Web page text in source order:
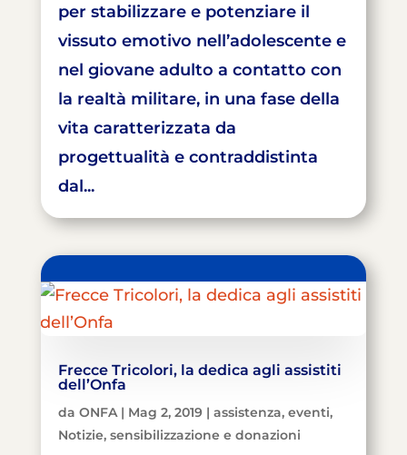
per stabilizzare e potenziare il
vissuto emotivo nell’adolescente e
nel giovane adulto a contatto con
la realtà militare, in una fase della
vita caratterizzata da
progettualità e contraddistinta
dal...
Frecce Tricolori, la dedica agli assistiti
dell’Onfa
da ONFA| Mag 2, 2019 | assistenza, eventi,
Notizie, sensibilizzazione e donazioni